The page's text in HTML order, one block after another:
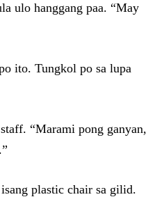
ulo hanggang paa. “May
ito. Tungkol po sa lupa
“Marami pong ganyan,
plastic chair sa gilid.